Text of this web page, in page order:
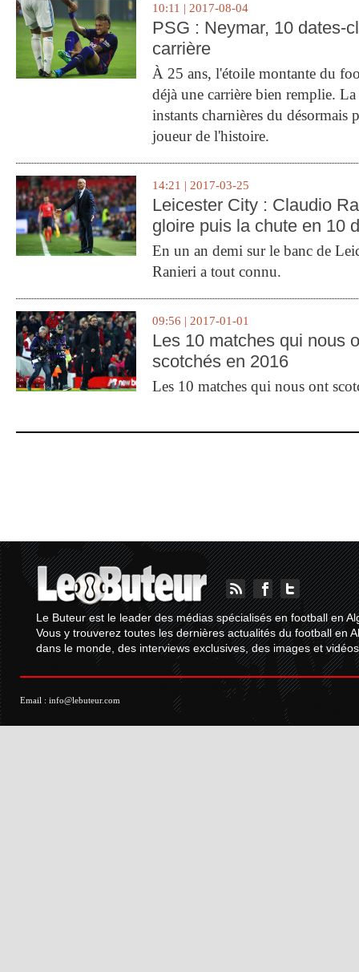
10:11 | 2017-08-04
PSG : Neymar, 10 dates-
carrière
À 25 ans, l'étoile montante du
déjà une carrière bien remplie.
instants charnières du désormais
joueur de l'histoire.
14:21 | 2017-03-25
Leicester City : Claudio
gloire puis la chute en 10
En un an demi sur le banc de
Ranieri a tout connu.
09:56 | 2017-01-01
Les 10 matches qui nous
scotchés en 2016
Les 10 matches qui nous ont
Le Buteur est le leader des médias spécialisés en football en
Vous y trouverez toutes les dernières actualités du football en
dans le monde, des interviews exclusives, des images et
Email : info@lebuteur.com